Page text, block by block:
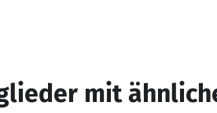
mit